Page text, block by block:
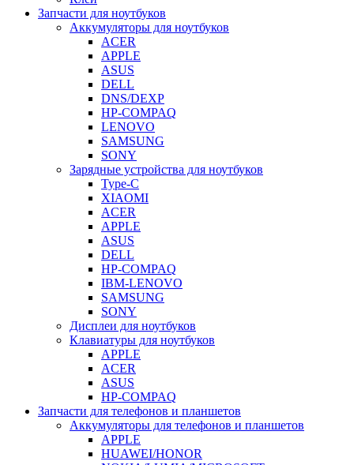
Запчасти для ноутбуков
Аккумуляторы для ноутбуков
ACER
APPLE
ASUS
DELL
DNS/DEXP
HP-COMPAQ
LENOVO
SAMSUNG
SONY
Зарядные устройства для ноутбуков
Type-C
XIAOMI
ACER
APPLE
ASUS
DELL
HP-COMPAQ
IBM-LENOVO
SAMSUNG
SONY
Дисплеи для ноутбуков
Клавиатуры для ноутбуков
APPLE
ACER
ASUS
HP-COMPAQ
Запчасти для телефонов и планшетов
Аккумуляторы для телефонов и планшетов
APPLE
HUAWEI/HONOR